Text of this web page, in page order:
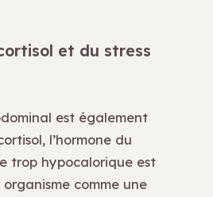
et du stress
est également
l’hormone du
trop hypocalorique est
comme une